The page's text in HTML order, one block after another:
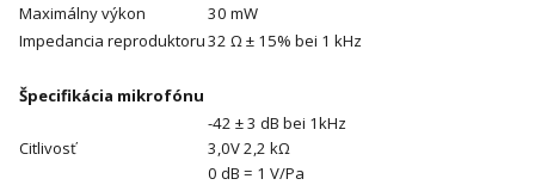
Maximálny výkon
30 mW
Impedancia reproduktoru32 Ω ± 15% bei 1 kHz
Špecifikácia mikrofónu
Citlivosť
-42 ± 3 dB bei 1kHz
3,0V 2,2 kΩ
0 dB = 1 V/Pa